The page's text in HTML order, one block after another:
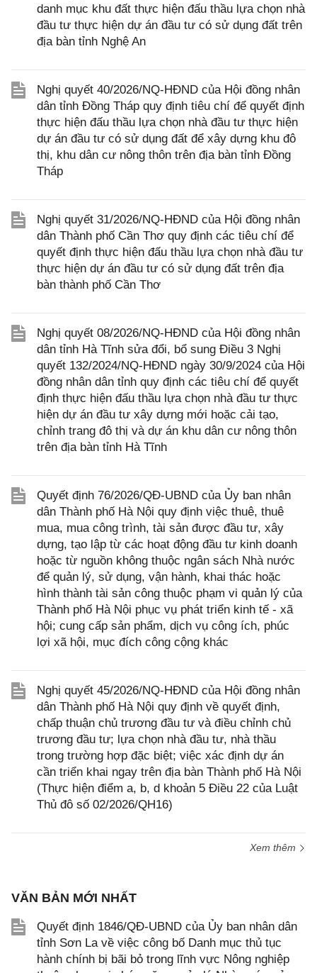
danh mục khu đất thực hiện đấu thầu lựa chọn nhà
đầu tư thực hiện dự án đầu tư có sử dụng đất trên
địa bàn tỉnh Nghệ An
Nghị quyết 40/2026/NQ-HĐND của Hội đồng nhân
dân tỉnh Đồng Tháp quy định tiêu chí để quyết định
thực hiện đấu thầu lựa chọn nhà đầu tư thực hiện
dự án đầu tư có sử dụng đất để xây dựng khu đô
thị, khu dân cư nông thôn trên địa bàn tỉnh Đồng
Tháp
Nghị quyết 31/2026/NQ-HĐND của Hội đồng nhân
dân Thành phố Cần Thơ quy định các tiêu chí để
quyết định thực hiện đấu thầu lựa chọn nhà đầu tư
thực hiện dự án đầu tư có sử dụng đất trên địa
bàn thành phố Cần Thơ
Nghị quyết 08/2026/NQ-HĐND của Hội đồng nhân
dân tỉnh Hà Tĩnh sửa đổi, bổ sung Điều 3 Nghị
quyết 132/2024/NQ-HĐND ngày 30/9/2024 của Hội
đồng nhân dân tỉnh quy định các tiêu chí để quyết
định thực hiện đấu thầu lựa chọn nhà đầu tư thực
hiện dự án đầu tư xây dựng mới hoặc cải tạo,
chỉnh trang đô thị và dự án khu dân cư nông thôn
trên địa bàn tỉnh Hà Tĩnh
Quyết định 76/2026/QĐ-UBND của Ủy ban nhân
dân Thành phố Hà Nội quy định việc thuê, thuê
mua, mua công trình, tài sản được đầu tư, xây
dựng, tạo lập từ các hoạt động đầu tư kinh doanh
hoặc từ nguồn không thuộc ngân sách Nhà nước
để quản lý, sử dụng, vận hành, khai thác hoặc
hình thành tài sản công thuộc phạm vi quản lý của
Thành phố Hà Nội phục vụ phát triển kinh tế - xã
hội; cung cấp sản phẩm, dịch vụ công ích, phúc
lợi xã hội, mục đích công cộng khác
Nghị quyết 45/2026/NQ-HĐND của Hội đồng nhân
dân Thành phố Hà Nội quy định về quyết định,
chấp thuận chủ trương đầu tư và điều chỉnh chủ
trương đầu tư; lựa chọn nhà đầu tư, nhà thầu
trong trường hợp đặc biệt; việc xác định dự án
cần triển khai ngay trên địa bàn Thành phố Hà Nội
(Thực hiện điểm a, b, d khoản 5 Điều 22 của Luật
Thủ đô số 02/2026/QH16)
Xem thêm
VĂN BẢN MỚI NHẤT
Quyết định 1846/QĐ-UBND của Ủy ban nhân dân
tỉnh Sơn La về việc công bố Danh mục thủ tục
hành chính bị bãi bỏ trong lĩnh vực Nông nghiệp